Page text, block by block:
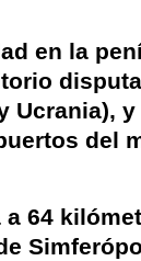
en la
Ucrania),
del
a 64